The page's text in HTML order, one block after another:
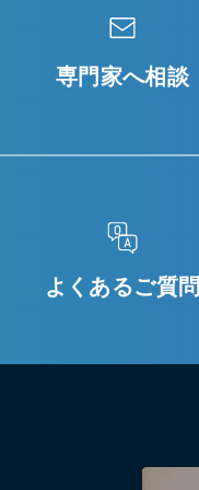
専門家へ相談
よくあるご質問